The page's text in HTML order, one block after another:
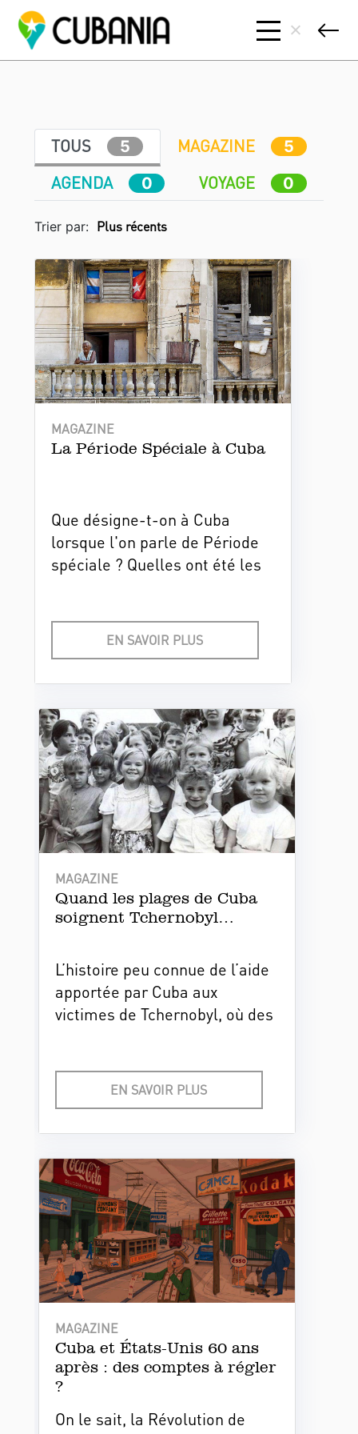
TOUS 5 MAGAZINE 5
AGENDA 0 VOYAGE 0
Trier par:
MAGAZINE
La Période Spéciale à Cuba
Que désigne-t-on à Cuba
lorsque l'on parle de Période
spéciale ? Quelles ont été les
Comment les familles
cubaines ont-elles réussi à la
EN SAVOIR PLUS
MAGAZINE
Quand les plages de Cuba
soignent Tchernobyl…
L’histoire peu connue de l’aide
apportée par Cuba aux
victimes de Tchernobyl, où des
amenés à l’île caribéenne pour
être soignés.
EN SAVOIR PLUS
MAGAZINE
Cuba et États-Unis 60 ans
après : des comptes à régler
?
On le sait, la Révolution de